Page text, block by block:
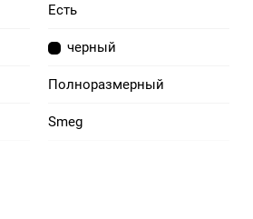
Есть
черный
Полноразмерный
Smeg